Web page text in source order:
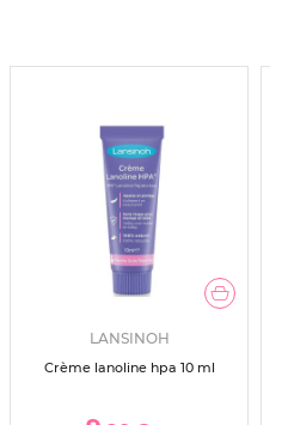
LANSINOH
Crème lanoline hpa 10 ml